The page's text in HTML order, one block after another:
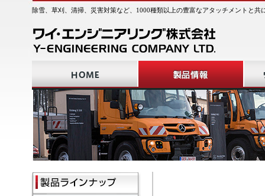
除雪、草刈、清掃、災害対策など、1000種類以上の豊富なアタッチメントと共